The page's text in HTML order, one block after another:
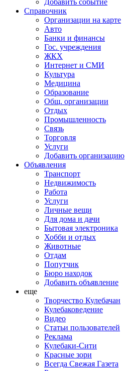
Справочник
Организации на карте
Авто
Банки и финансы
Гос. учреждения
ЖКХ
Интернет и СМИ
Культура
Медицина
Образование
Общ. организации
Отдых
Промышленность
Связь
Торговля
Услуги
Добавить организацию
Объявления
Транспорт
Недвижимость
Работа
Услуги
Личные вещи
Для дома и дачи
Бытовая электроника
Хобби и отдых
Животные
Отдам
Попутчик
Бюро находок
Добавить объявление
еще
Творчество Кулебачан
Кулебаковедение
Видео
Статьи пользователей
Реклама
Кулебаки-Сити
Красные зори
Всегда Свежая Газета